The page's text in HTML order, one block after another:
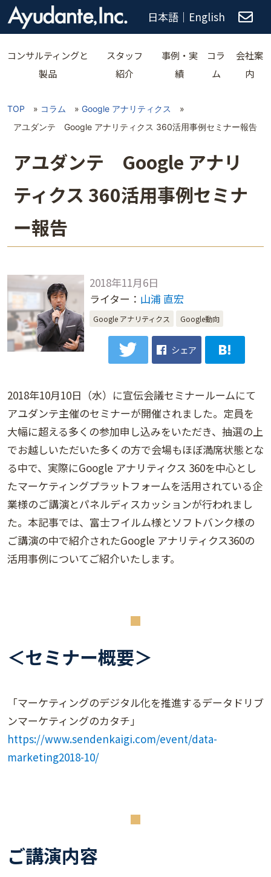
日本語 ｜ English
コンサルティングと
製品
スタッフ
紹介
事例・実
績
コラ
ム
会社案
内
TOP » コラム » Google アナリティクス
»
アユダンテ Google アナリティクス 360活用事例セミナー報告
アユダンテ Google アナリ
ティクス 360活用事例セミナ
ー報告
2018年11月6日
ライター： 山浦 直宏
Google アナリティクス Google動向
シェア
2018年10月10日（水）に宣伝会議セミナールームにて
アユダンテ主催のセミナーが開催されました。定員を
大幅に超える多くの参加申し込みをいただき、抽選の上
でお越しいただいた多くの方で会場もほぼ満席状態とな
る中で、実際にGoogle アナリティクス 360を中心とし
たマーケティングプラットフォームを活用されている企
業様のご講演とパネルディスカッションが行われまし
た。本記事では、富士フイルム様とソフトバンク様の
ご講演の中で紹介されたGoogle アナリティクス360の
活用事例についてご紹介いたします。
＜セミナー概要＞
「マーケティングのデジタル化を推進するデータドリブ
ンマーケティングのカタチ」
https://www.sendenkaigi.com/event/data-
marketing2018-10/
ご講演内容